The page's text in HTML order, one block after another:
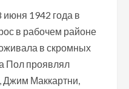
1942 года в
в рабочем районе
в скромных
Пол проявлял
Джим Маккартни,